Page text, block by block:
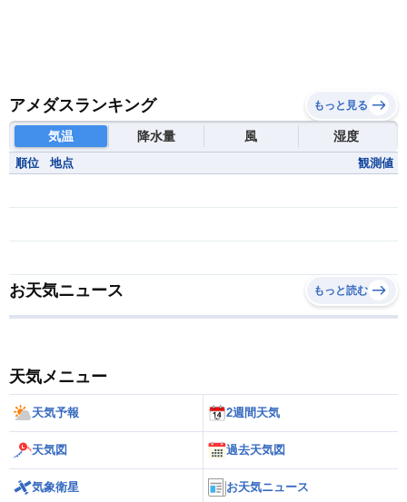
アメダスランキング もっと見る
気温 降水量 風 湿度
順位 地点 観測値
お天気ニュース もっと読む
天気メニュー
天気予報 2週間天気
天気図 過去天気図
気象衛星 お天気ニュース